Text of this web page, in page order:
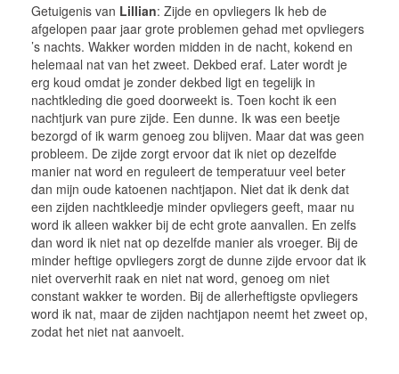
Getuigenis van Lillian: Zijde en opvliegers Ik heb de
afgelopen paar jaar grote problemen gehad met opvliegers
’s nachts. Wakker worden midden in de nacht, kokend en
helemaal nat van het zweet. Dekbed eraf. Later wordt je
erg koud omdat je zonder dekbed ligt en tegelijk in
nachtkleding die goed doorweekt is. Toen kocht ik een
nachtjurk van pure zijde. Een dunne. Ik was een beetje
bezorgd of ik warm genoeg zou blijven. Maar dat was geen
probleem. De zijde zorgt ervoor dat ik niet op dezelfde
manier nat word en reguleert de temperatuur veel beter
dan mijn oude katoenen nachtjapon. Niet dat ik denk dat
een zijden nachtkleedje minder opvliegers geeft, maar nu
word ik alleen wakker bij de echt grote aanvallen. En zelfs
dan word ik niet nat op dezelfde manier als vroeger. Bij de
minder heftige opvliegers zorgt de dunne zijde ervoor dat ik
niet oververhit raak en niet nat word, genoeg om niet
constant wakker te worden. Bij de allerheftigste opvliegers
word ik nat, maar de zijden nachtjapon neemt het zweet op,
zodat het niet nat aanvoelt.